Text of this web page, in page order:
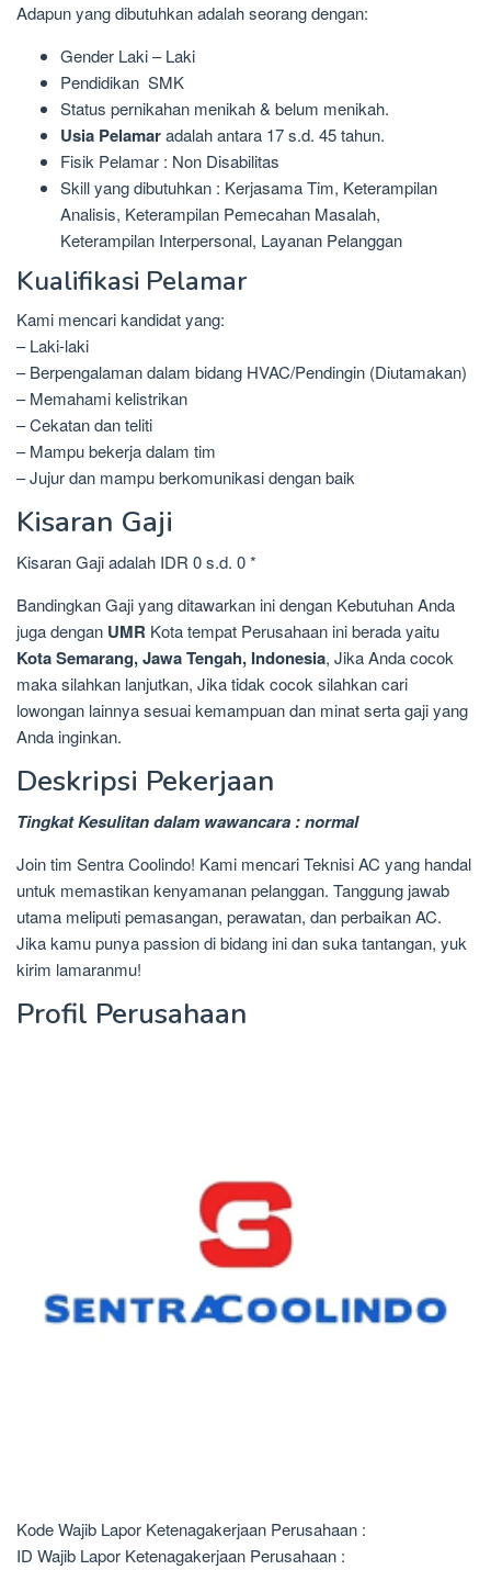
Adapun yang dibutuhkan adalah seorang dengan:
Gender Laki – Laki
Pendidikan SMK
Status pernikahan menikah & belum menikah.
Usia Pelamaradalah antara 17 s.d. 45 tahun.
Fisik Pelamar : Non Disabilitas
Skill yang dibutuhkan : Kerjasama Tim, Keterampilan
Analisis, Keterampilan Pemecahan Masalah,
Keterampilan Interpersonal, Layanan Pelanggan
Kualifikasi Pelamar
Kami mencari kandidat yang:
– Laki-laki
– Berpengalaman dalam bidang HVAC/Pendingin (Diutamakan)
– Memahami kelistrikan
– Cekatan dan teliti
– Mampu bekerja dalam tim
– Jujur dan mampu berkomunikasi dengan baik
Kisaran Gaji
Kisaran Gaji adalah IDR 0 s.d. 0 *
Bandingkan Gaji yang ditawarkan ini dengan Kebutuhan Anda
juga dengan UMR Kota tempat Perusahaan ini berada yaitu
Kota Semarang, Jawa Tengah, Indonesia, Jika Anda cocok
maka silahkan lanjutkan, Jika tidak cocok silahkan cari
lowongan lainnya sesuai kemampuan dan minat serta gaji yang
Anda inginkan.
Deskripsi Pekerjaan
Tingkat Kesulitan dalam wawancara : normal
Join tim Sentra Coolindo! Kami mencari Teknisi AC yang handal
untuk memastikan kenyamanan pelanggan. Tanggung jawab
utama meliputi pemasangan, perawatan, dan perbaikan AC.
Jika kamu punya passion di bidang ini dan suka tantangan, yuk
kirim lamaranmu!
Profil Perusahaan
Kode Wajib Lapor Ketenagakerjaan Perusahaan :
ID Wajib Lapor Ketenagakerjaan Perusahaan :